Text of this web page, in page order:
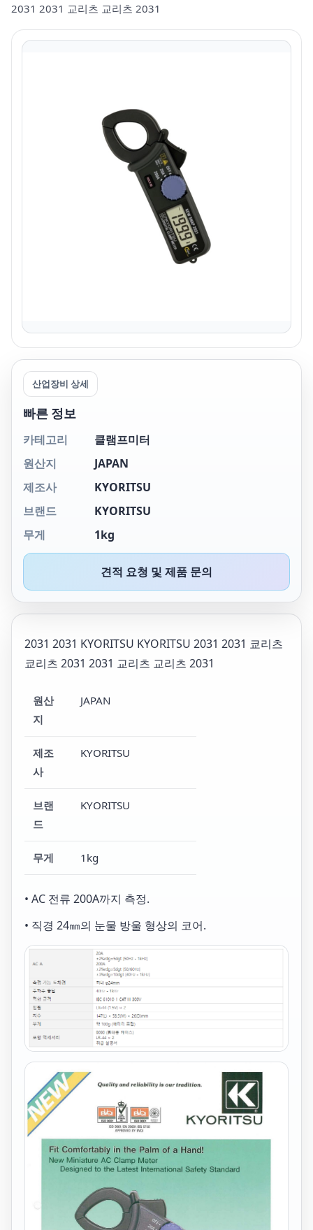
2031 2031 교리츠 교리츠 2031
산업장비 상세
빠른 정보
카테고리
클램프미터
원산지
JAPAN
제조사
KYORITSU
브랜드
KYORITSU
무게
1kg
견적 요청 및 제품 문의
2031 2031 KYORITSU KYORITSU 2031 2031 쿄리츠
쿄리츠 2031 2031 교리츠 교리츠 2031
원산
지
JAPAN
제조
사
KYORITSU
브랜
드
KYORITSU
무게 1kg
• AC 전류 200A까지 측정.
• 직경 24㎜의 눈물 방울 형상의 코어.